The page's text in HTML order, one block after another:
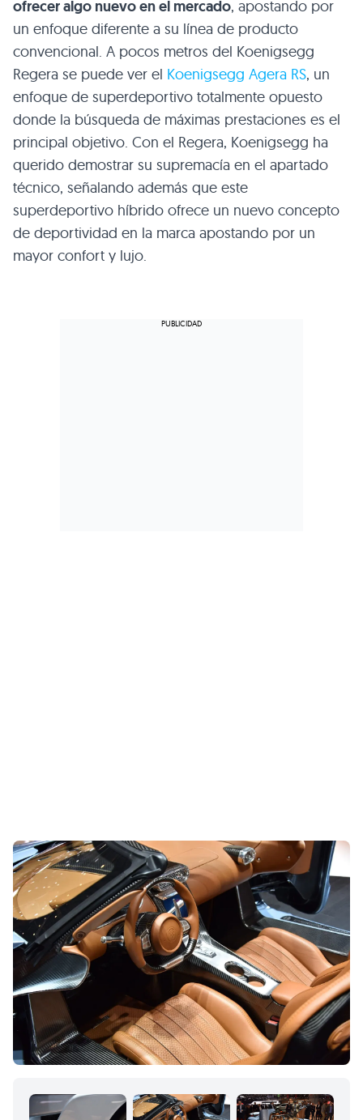
ofrecer algo nuevo en el mercado, apostando por
un enfoque diferente a su línea de producto
convencional. A pocos metros del Koenigsegg
Regera se puede ver el Koenigsegg Agera RS, un
enfoque de superdeportivo totalmente opuesto
donde la búsqueda de máximas prestaciones es el
principal objetivo. Con el Regera, Koenigsegg ha
querido demostrar su supremacía en el apartado
técnico, señalando además que este
superdeportivo híbrido ofrece un nuevo concepto
de deportividad en la marca apostando por un
mayor confort y lujo.